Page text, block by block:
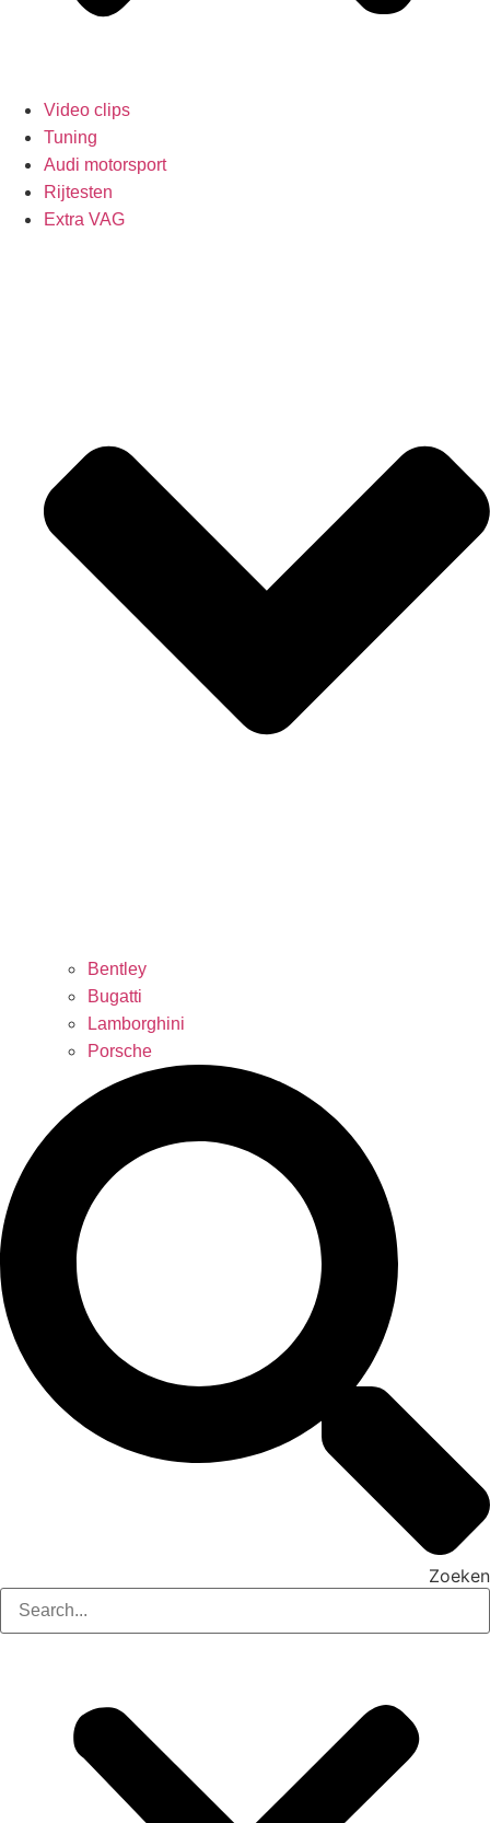
Video clips
Tuning
Audi motorsport
Rijtesten
Extra VAG
Bentley
Bugatti
Lamborghini
Porsche
Zoeken